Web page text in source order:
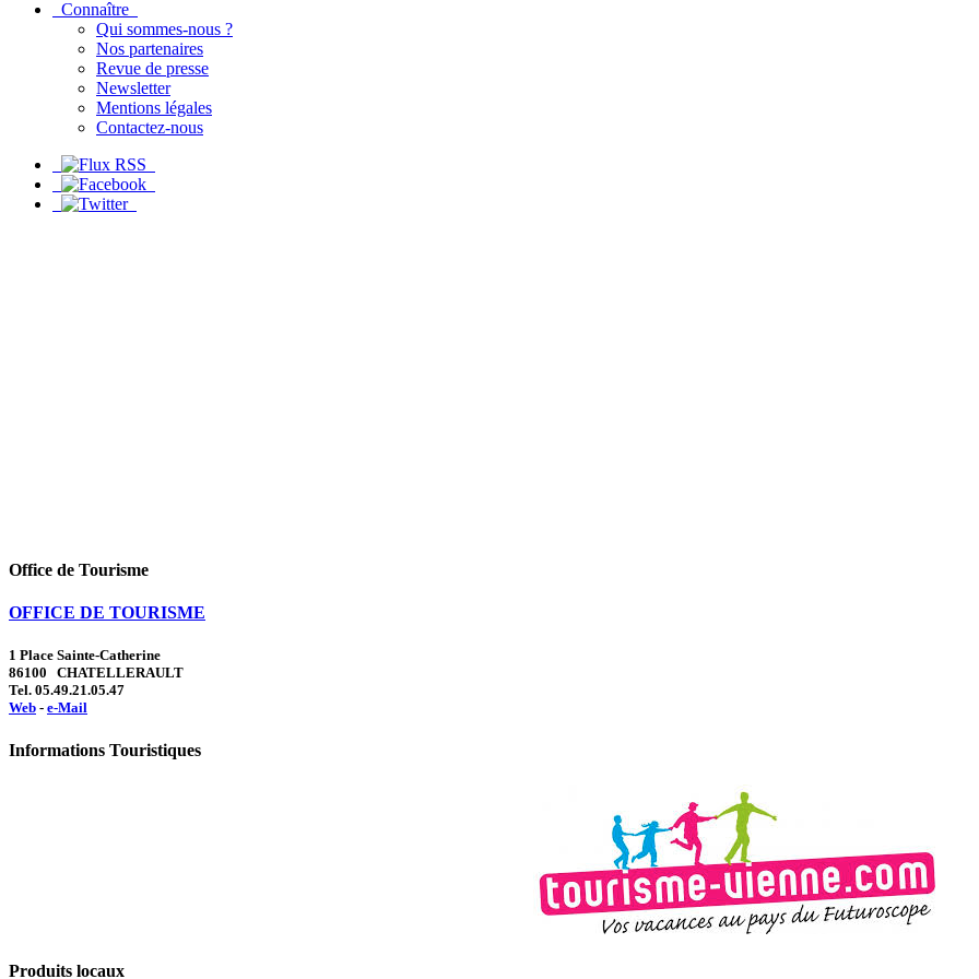
Connaître
Qui sommes-nous ?
Nos partenaires
Revue de presse
Newsletter
Mentions légales
Contactez-nous
Office de Tourisme
OFFICE DE TOURISME
1 Place Sainte-Catherine
86100 CHATELLERAULT
Tel. 05.49.21.05.47
Web - e-Mail
Informations Touristiques
Produits locaux